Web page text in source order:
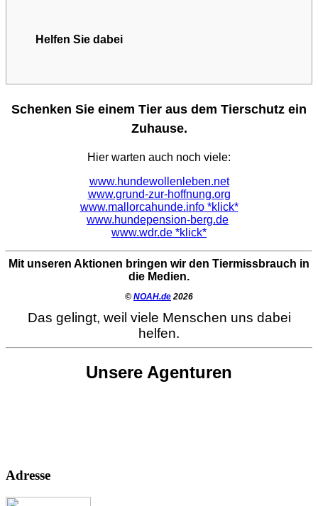
Helfen Sie dabei
Schenken Sie einem Tier aus dem Tierschutz ein
Zuhause.
Hier warten auch noch viele:
www.hundewollenleben.net
www.grund-zur-hoffnung.org
www.mallorcahunde.info *klick*
www.hundepension-berg.de
www.wdr.de *klick*
Mit unseren Aktionen bringen wir den Tiermissbrauch in
die Medien.
© NOAH.de 2026
Das gelingt, weil viele Menschen uns dabei
helfen.
Unsere Agenturen
Adresse